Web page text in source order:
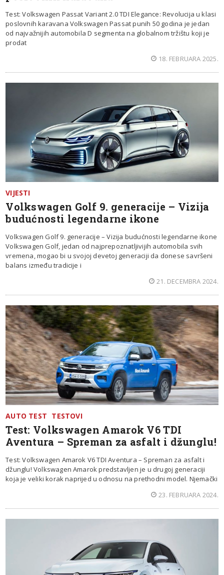
Test: Volkswagen Passat Variant 2.0 TDI Elegance: Revolucija u klasi
poslovnih karavana Volkswagen Passat punih 50 godina je jedan
od najvažnijih automobila D segmenta na globalnom tržištu koji je
prodat
18. FEBRUARA 2025.
VIJESTI
Volkswagen Golf 9. generacije – Vizija
budućnosti legendarne ikone
Volkswagen Golf 9. generacije – Vizija budućnosti legendarne ikone
Volkswagen Golf, jedan od najprepoznatljivijih automobila svih
vremena, mogao bi u svojoj devetoj generaciji da donese savršeni
balans između tradicije i
21. DECEMBRA 2024.
AUTO TEST TESTOVI
Test: Volkswagen Amarok V6 TDI
Aventura – Spreman za asfalt i džunglu!
Test: Volkswagen Amarok V6 TDI Aventura – Spreman za asfalt i
džunglu! Volkswagen Amarok predstavljen je u drugoj generaciji
koja je veliki korak naprijed u odnosu na prethodni model. Njemački
23. FEBRUARA 2024.